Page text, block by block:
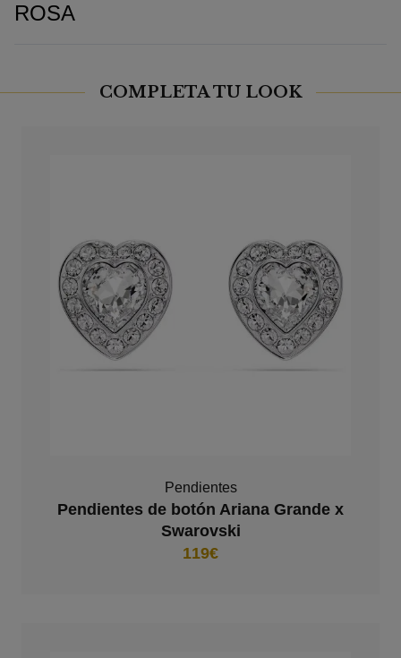
ROSA
COMPLETA TU LOOK
Pendientes
Pendientes de botón Ariana Grande x
Swarovski
119€